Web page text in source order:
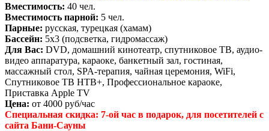
Вместимость: 40 чел.
Вместимость парной: 5 чел.
Парные: русская, турецкая (хамам)
Бассейн: 5х3 (подсветка, гидромассаж)
Для Вас: DVD, домашний кинотеатр, спутниковое ТВ, аудио-
видео аппаратура, караоке, банкетный зал, гостиная,
массажный стол, SPA-терапия, чайная церемония, WiFi,
Спутниковое ТВ НТВ+, Профессиональное караоке,
Приставка Apple TV
Цена: от 4000 руб/час
Специальная скидка: 7-ой час в подарок, для посетителей с
сайта Бани-Сауны